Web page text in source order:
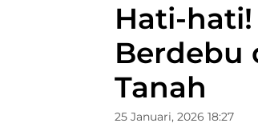
Hati-
Berdebu
Tanah
25 Januari, 2026 18:27